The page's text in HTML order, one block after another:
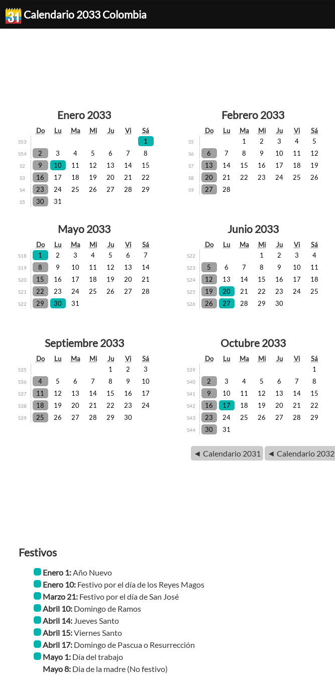
Calendario 2033 Colombia
Enero 2033
Do Lu Ma Mi Ju Vi Sá
S53 1
S54 2 3 4 5 6 7 8
S2 9 10 11 12 13 14 15
S3 16 17 18 19 20 21 22
S4 23 24 25 26 27 28 29
S5 30 31
Febrero 2033
Do Lu Ma Mi Ju Vi Sá
S5 1 2 3 4 5
S6 6 7 8 9 10 11 12
S7 13 14 15 16 17 18 19
S8 20 21 22 23 24 25 26
S9 27 28
Mayo 2033
Do Lu Ma Mi Ju Vi Sá
S18 1 2 3 4 5 6 7
S19 8 9 10 11 12 13 14
S20 15 16 17 18 19 20 21
S21 22 23 24 25 26 27 28
S22 29 30 31
Junio 2033
Do Lu Ma Mi Ju Vi Sá
S22 1 2 3 4
S23 5 6 7 8 9 10 11
S24 12 13 14 15 16 17 18
S25 19 20 21 22 23 24 25
S26 26 27 28 29 30
Septiembre 2033
Do Lu Ma Mi Ju Vi Sá
S35 1 2 3
S36 4 5 6 7 8 9 10
S37 11 12 13 14 15 16 17
S38 18 19 20 21 22 23 24
S39 25 26 27 28 29 30
Octubre 2033
Do Lu Ma Mi Ju Vi Sá
S39 1
S40 2 3 4 5 6 7 8
S41 9 10 11 12 13 14 15
S42 16 17 18 19 20 21 22
S43 23 24 25 26 27 28 29
S44 30 31
◄ Calendario 2031 ◄ Calendario 2032
Festivos
Enero 1:Año Nuevo
Enero 10: Festivo por el día de los Reyes Magos
Marzo 21: Festivo por el día de San José
Abril 10: Domingo de Ramos
Abril 14: Jueves Santo
Abril 15:Viernes Santo
Abril 17: Domingo de Pascua o Resurrección
Mayo 1: Día del trabajo
Mayo 8: Dia de la madre(No festivo)